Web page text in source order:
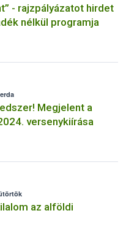
- rajzpályázatot hirdet
nélkül programja
Megjelent a
versenykiírása
az alföldi